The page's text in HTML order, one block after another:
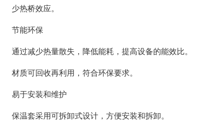
少热桥效应。
节能环保
通过减少热量散失，降低能耗，提高设备的能效比。
材质可回收再利用，符合环保要求。
易于安装和维护
保温套采用可拆卸式设计，方便安装和拆卸。